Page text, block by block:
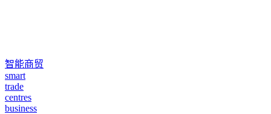
智能商贸
smart
trade
centres
business